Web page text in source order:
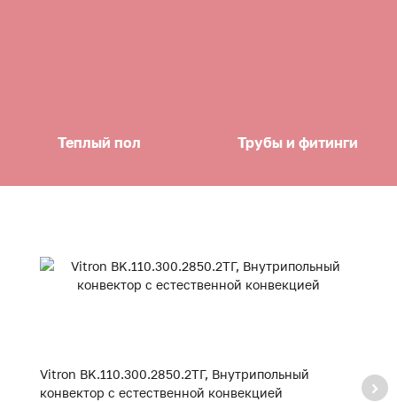
Теплый пол Трубы и фитинги
Vitron BK.110.300.2850.2ТГ, Внутрипольный
конвектор с естественной конвекцией